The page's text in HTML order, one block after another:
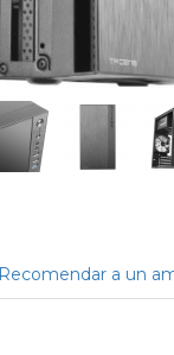
Recomendar a un